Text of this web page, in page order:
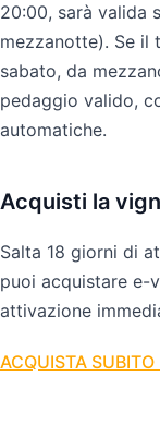
20:00, sarà valida
mezzanotte). Se il
sabato, da
pedaggio valido,
automatiche.
Acquisti la
Salta 18 giorni di
puoi acquistare e-
attivazione
ACQUISTA